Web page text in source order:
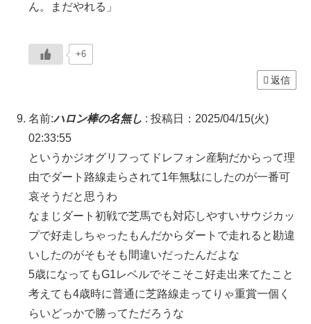
ん。まだやれる」
+6
返信
名前:ハロン棒の名無し : 投稿日：2025/04/15(火)
02:33:55
というかジオグリフってドレフォン産駒だからって理
由でダート路線走らされて1年無駄にしたのが一番可
哀そうだと思うわ
なまじダート初戦で芝馬でも対応しやすいサウジカッ
プで好走しちゃったもんだからダートで走れると勘違
いしたのがそもそも間違いだったんだよな
5歳になってもG1レベルでそこそこ好走出来てたこと
考えても4歳時に普通に芝路線走ってりゃ重賞一個く
らいどっかで勝ってただろうな